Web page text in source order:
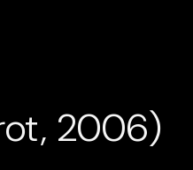
2006)